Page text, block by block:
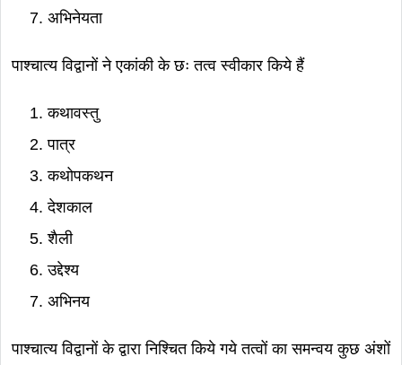
अभिनेयता
पाश्चात्य विद्वानों ने एकांकी के छः तत्व स्वीकार किये हैं
कथावस्तु
पात्र
कथोपकथन
देशकाल
शैली
उद्देश्य
अभिनय
पाश्चात्य विद्वानों के द्वारा निश्चित किये गये तत्वों का समन्वय कुछ अंशों